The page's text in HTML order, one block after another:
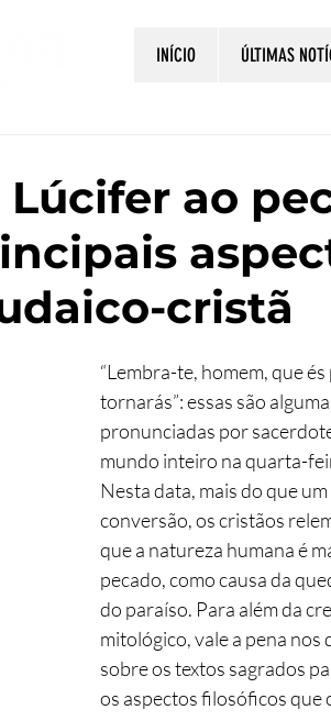
INÍCIO ÚLTIMAS
ao
cristã
“Lembra-te, homem, que és
tornarás”: essas são
pronunciadas por
mundo inteiro na quarta-
Nesta data, mais do que
conversão, os cristãos
que a natureza humana é
pecado, como causa da
do paraíso. Para além da
mitológico, vale a pena nos
sobre os textos sagrados
os aspectos filosóficos que